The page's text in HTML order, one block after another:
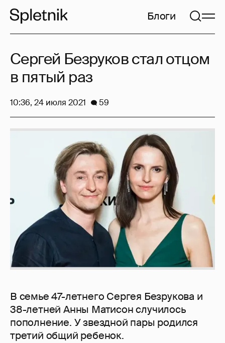
Блоги
В семье 47-летнего Сергея Безрукова и
38-летней Анны Матисон случилось
пополнение. У звездной пары родился
третий общий ребенок.
Сергей Безруков стал отцом
в пятый раз
10:36, 24 июля 2021 59